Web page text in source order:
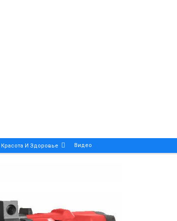
Красота И Здоровье Видео